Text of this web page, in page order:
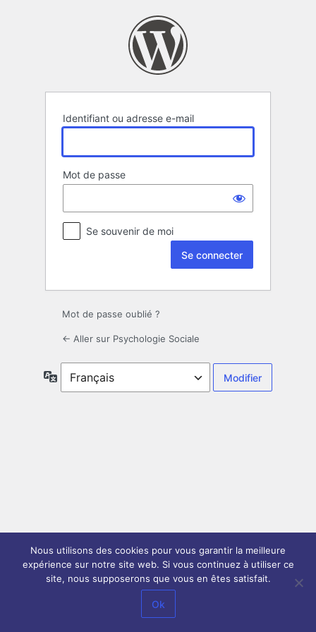
Identifiant ou adresse e-mail
Mot de passe
Se souvenir de moi
Mot de passe oublié ?
← Aller sur Psychologie Sociale
Langue
Nous utilisons des cookies pour vous garantir la meilleure
expérience sur notre site web. Si vous continuez à utiliser ce
site, nous supposerons que vous en êtes satisfait.
Ok